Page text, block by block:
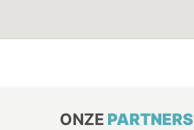
ONZE PARTNERS